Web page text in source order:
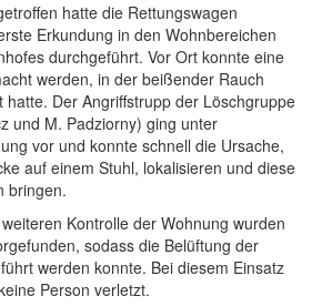
hatte die Rettungswagen
Erkundung in den Wohnbereichen
durchgeführt. Vor Ort konnte eine
werden, in der beißender Rauch
Der Angriffstrupp der Löschgruppe
und M. Padziorny) ging unter
vor und konnte schnell die Ursache,
auf einem Stuhl, lokalisieren und diese
bringen.
Kontrolle der Wohnung wurden
sodass die Belüftung der
werden konnte. Bei diesem Einsatz
Person verletzt.